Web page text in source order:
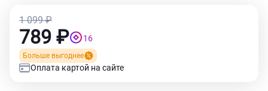
1 099 ₽
789 ₽ 16
Больше выгоднее
Оплата картой на сайте